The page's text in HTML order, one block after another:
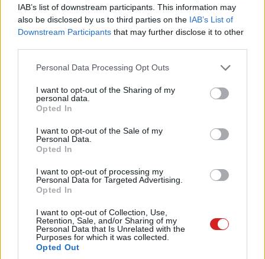
IAB’s list of downstream participants. This information may
also be disclosed by us to third parties on the IAB’s List of
Downstream Participants that may further disclose it to other
Please note that this website/app uses one or more Google
not limited to your visit or usage behaviour. You may click to
grant or deny consent to Google and its third-party tags to
use your data for below specified purposes in below Google
consent section.
Personal Data Processing Opt Outs
I want to opt-out of the Sharing of my
personal data.
Opted In
I want to opt-out of the Sale of my
Personal Data.
Opted In
I want to opt-out of processing my
Personal Data for Targeted Advertising.
Opted In
I want to opt-out of Collection, Use,
Retention, Sale, and/or Sharing of my
Personal Data that Is Unrelated with the
Purposes for which it was collected.
Opted Out
felmérés mennyire tükrözi a teljes felhasználói tábor
hozzáállását, de annyit azért ki lehet jelenteni, hogy az
meggyőzte az Apple.
Pulzusméréssel segíti a biztonságos mozgást az új
balatoni kardioösvény (X)
4 és egy 8 km-es egészségügyi tanösvény nyílt
Balatonalmádiban.